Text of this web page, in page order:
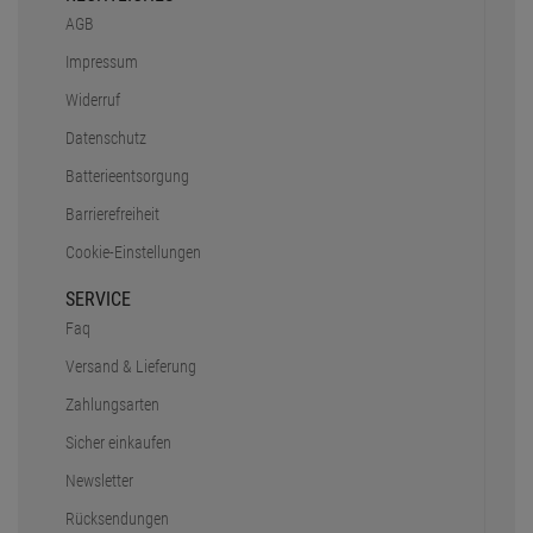
AGB
Impressum
Widerruf
Datenschutz
Batterieentsorgung
Barrierefreiheit
Cookie-Einstellungen
SERVICE
Faq
Versand & Lieferung
Zahlungsarten
Sicher einkaufen
Newsletter
Rücksendungen